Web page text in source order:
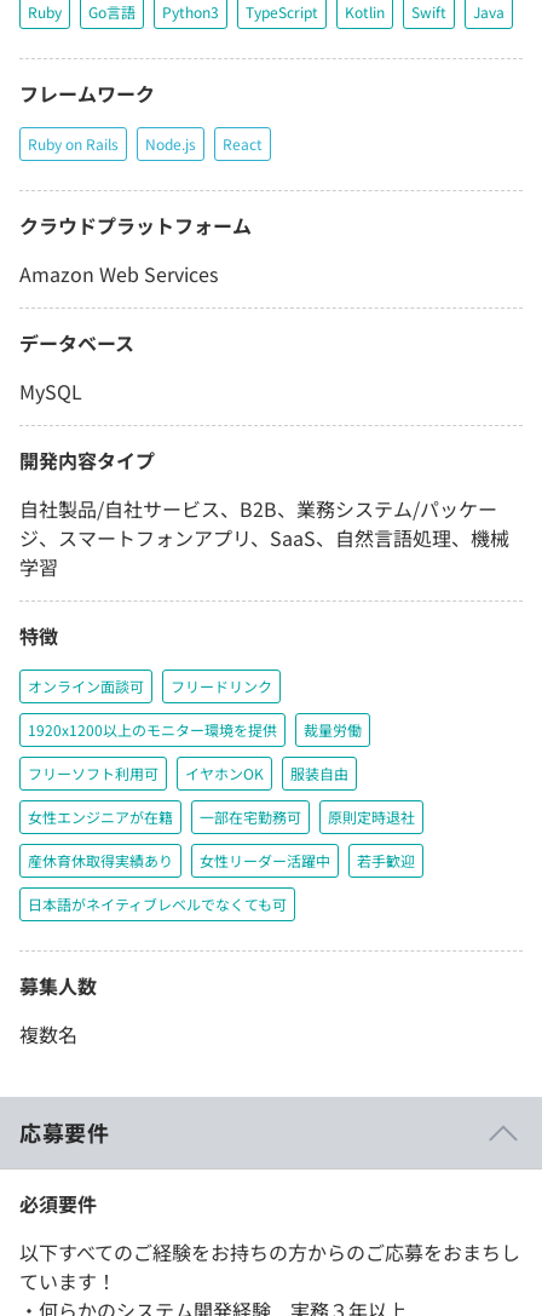
Ruby Go言語 Python3 TypeScript Kotlin Swift Java
フレームワーク
Ruby on Rails Node.js React
クラウドプラットフォーム
Amazon Web Services
データベース
MySQL
開発内容タイプ
自社製品/自社サービス、B2B、業務システム/パッケー
ジ、スマートフォンアプリ、SaaS、自然言語処理、機械
学習
特徴
オンライン面談可 フリードリンク
1920x1200以上のモニター環境を提供 裁量労働
フリーソフト利用可 イヤホンOK 服装自由
女性エンジニアが在籍 一部在宅勤務可 原則定時退社
産休育休取得実績あり 女性リーダー活躍中 若手歓迎
日本語がネイティブレベルでなくても可
募集人数
複数名
応募要件
必須要件
以下すべてのご経験をお持ちの方からのご応募をおまちし
ています！